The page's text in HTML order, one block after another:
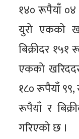
१४० रूपैयाँ
युरो एकको
बिक्रीदर १५१
एकको
१८० रूपैयाँ ९९,
रूपैयाँ र
गरिएको छ ।